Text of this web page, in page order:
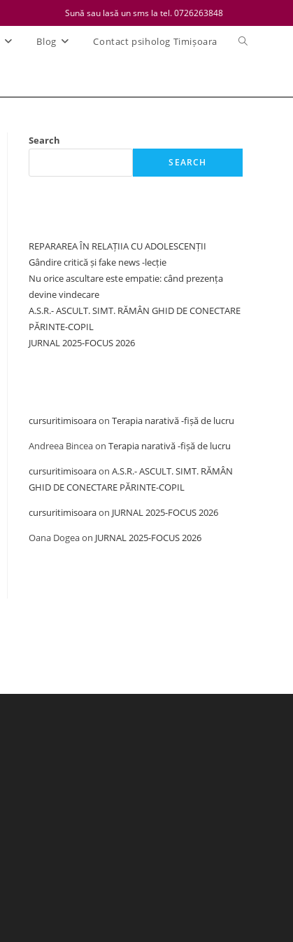
Sună sau lasă un sms la tel. 0726263848
Blog Contact psiholog Timișoara
Toggle
Search
SEARCH
REPARAREA ÎN RELAȚIIA CU ADOLESCENȚII
Gândire critică și fake news -lecție
Nu orice ascultare este empatie: când prezența
devine vindecare
A.S.R.- ASCULT. SIMT. RĂMÂN GHID DE CONECTARE
PĂRINTE-COPIL
JURNAL 2025-FOCUS 2026
cursuritimisoaraon Terapia narativă -fișă de lucru
Andreea Binceaon Terapia narativă -fișă de lucru
cursuritimisoaraon A.S.R.- ASCULT. SIMT. RĂMÂN
GHID DE CONECTARE PĂRINTE-COPIL
cursuritimisoaraon JURNAL 2025-FOCUS 2026
Oana Dogeaon JURNAL 2025-FOCUS 2026